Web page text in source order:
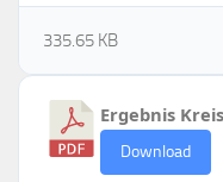
335.65 KB
Ergebnis
Download